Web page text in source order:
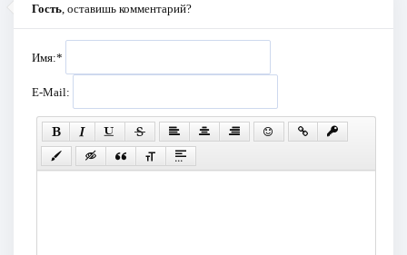
Гость , оставишь комментарий?
Имя:*
E-Mail: